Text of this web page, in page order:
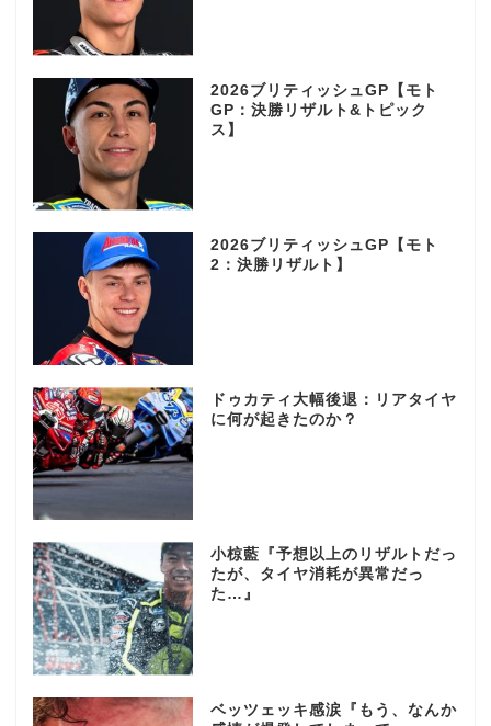
2026ブリティッシュGP【モト
GP：決勝リザルト&トピック
ス】
2026ブリティッシュGP【モト
2：決勝リザルト】
ドゥカティ大幅後退：リアタイヤ
に何が起きたのか？
小椋藍『予想以上のリザルトだっ
たが、タイヤ消耗が異常だっ
た…』
ベッツェッキ感涙『もう、なんか